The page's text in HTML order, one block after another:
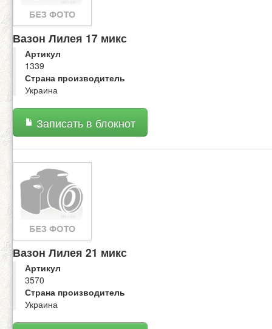
Вазон Лилея 17 микс
Артикул
1339
Страна производитель
Украина
Записать в блокнот
Вазон Лилея 21 микс
Артикул
3570
Страна производитель
Украина